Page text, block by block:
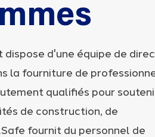
d'une équipe de
la fourniture de
qualifiés pour
de construction, de
fournit du personnel de